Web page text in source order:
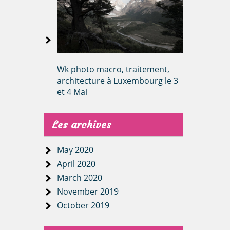
Wk photo macro, traitement,
architecture à Luxembourg le 3
et 4 Mai
Les archives
May 2020
April 2020
March 2020
November 2019
October 2019